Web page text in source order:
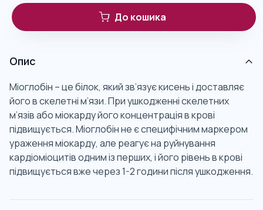
До кошика
Опис
Міоглобін – це білок, який зв’язує кисень і доставляє
його в скелетні м’язи. При ушкодженні скелетних
м’язів або міокарду його концентрація в крові
підвищується. Міоглобін не є специфічним маркером
ураження міокарду, але реагує на руйнування
кардіоміоцитів одним із перших, і його рівень в крові
підвищується вже через 1-2 години після ушкодження.